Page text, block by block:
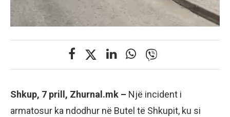
Shkup, 7 prill, Zhurnal.mk – Një incident i
armatosur ka ndodhur në Butel të Shkupit, ku si